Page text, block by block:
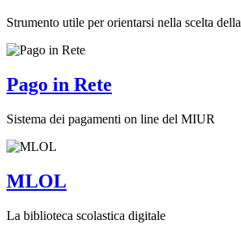
Strumento utile per orientarsi nella scelta
Pago in Rete
Sistema dei pagamenti on line del MIUR
MLOL
La biblioteca scolastica digitale